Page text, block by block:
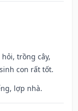
trồng cây,
con rất tốt.
lợp nhà.